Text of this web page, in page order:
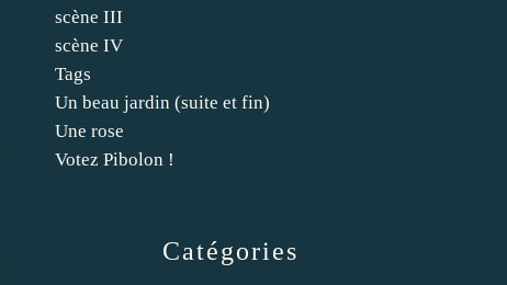
Catégories
scène III
scène IV
Tags
Un beau jardin (suite et fin)
Une rose
Votez Pibolon !